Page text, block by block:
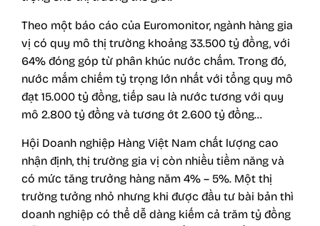
Theo một báo cáo của Euromonitor, ngành hàng gia
vị có quy mô thị trường khoảng 33.500 tỷ đồng, với
64% đóng góp từ phân khúc nước chấm. Trong đó,
nước mắm chiếm tỷ trọng lớn nhất với tổng quy mô
đạt 15.000 tỷ đồng, tiếp sau là nước tương với quy
mô 2.800 tỷ đồng và tương ớt 2.600 tỷ đồng…
Hội Doanh nghiệp Hàng Việt Nam chất lượng cao
nhận định, thị trường gia vị còn nhiều tiềm năng và
có mức tăng trưởng hàng năm 4% – 5%. Một thị
trường tưởng nhỏ nhưng khi được đầu tư bài bản thì
doanh nghiệp có thể dễ dàng kiếm cả trăm tỷ đồng